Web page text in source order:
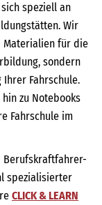
speziell an
Wir
Materialien für die
sondern
Fahrschule.
zu Notebooks
Fahrschule im
Berufskraftfahrer-
spezialisierter
CLICK & LEARN